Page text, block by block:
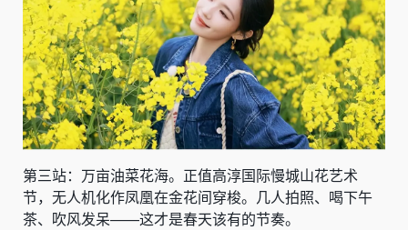
第三站：万亩油菜花海。正值高淳国际慢城山花艺术
节，无人机化作凤凰在金花间穿梭。几人拍照、喝下午
茶、吹风发呆——这才是春天该有的节奏。